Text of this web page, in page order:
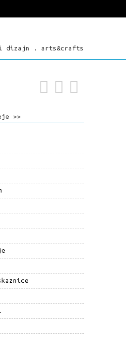
dizajn . arts&crafts
>>